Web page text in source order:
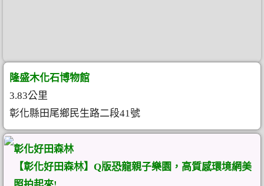
隆盛木化石博物館
3.83公里
彰化縣田尾鄉民生路二段41號
彰化好田森林
【彰化好田森林】Q版恐龍親子樂園，高質感環境網美